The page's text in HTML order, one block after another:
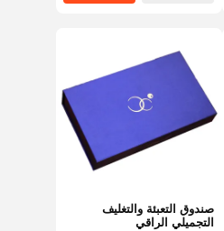
صندوق التعبئة والتغليف
التجميلي الراقي